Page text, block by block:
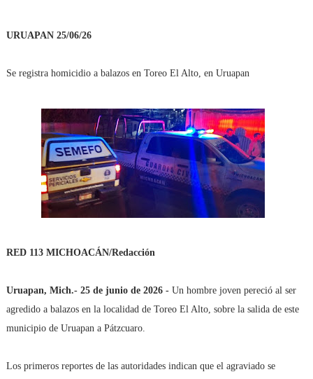
URUAPAN 25/06/26
Se registra homicidio a balazos en Toreo El Alto, en Uruapan
RED 113 MICHOACÁN/Redacción
Uruapan, Mich.- 25 de junio de 2026 -Un hombre joven pereció al ser
agredido a balazos en la localidad de Toreo El Alto, sobre la salida de este
municipio de Uruapan a Pátzcuaro.
Los primeros reportes de las autoridades indican que el agraviado se